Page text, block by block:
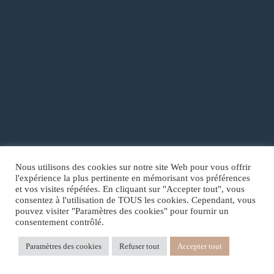
Copyright © 2026 LUNÈRE /SASUTCOREIMS
Conditions Générales de Vente et d’Utilisation
Politique de confidentialité
Mentions Légales
Nous utilisons des cookies sur notre site Web pour vous offrir
l'expérience la plus pertinente en mémorisant vos préférences
et vos visites répétées. En cliquant sur "Accepter tout", vous
consentez à l'utilisation de TOUS les cookies. Cependant, vous
pouvez visiter "Paramètres des cookies" pour fournir un
consentement contrôlé.
Paramètres des cookies Refuser tout Accepter tout